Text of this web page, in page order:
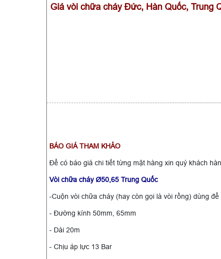
Giá vòi chữa cháy Đức, Hàn Quốc, Trung
BÁO GIÁ THAM KHẢO
Để có báo giá chi tiết từng mặt hàng xin quý khách
Vòi chữa cháy Ø50,65 Trung Quốc
-Cuộn vòi chữa cháy (hay còn gọi là vòi rồng) dùng
- Đường kính 50mm, 65mm
- Dài 20m
- Chịu áp lực 13 Bar